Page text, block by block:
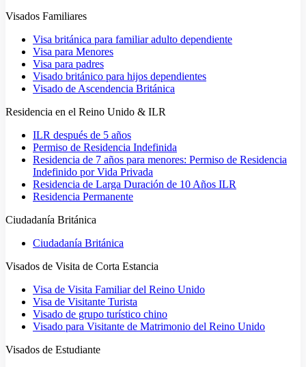
Visados Familiares
Visa británica para familiar adulto dependiente
Visa para Menores
Visa para padres
Visado británico para hijos dependientes
Visado de Ascendencia Británica
Residencia en el Reino Unido & ILR
ILR después de 5 años
Permiso de Residencia Indefinida
Residencia de 7 años para menores: Permiso de Residencia
Indefinido por Vida Privada
Residencia de Larga Duración de 10 Años ILR
Residencia Permanente
Ciudadanía Británica
Ciudadanía Británica
Visados de Visita de Corta Estancia
Visa de Visita Familiar del Reino Unido
Visa de Visitante Turista
Visado de grupo turístico chino
Visado para Visitante de Matrimonio del Reino Unido
Visados de Estudiante